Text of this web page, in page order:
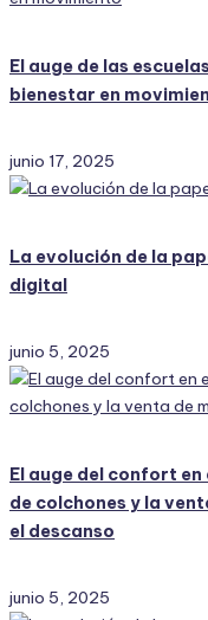
El auge de las
bienestar en
junio 17, 2025
La evolución de la
digital
junio 5, 2025
El auge del confort
de colchones y la
el descanso
junio 5, 2025